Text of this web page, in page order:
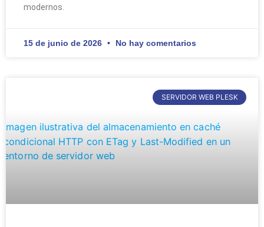
modernos.
15 de junio de 2026 No hay comentarios
SERVIDOR WEB PLESK